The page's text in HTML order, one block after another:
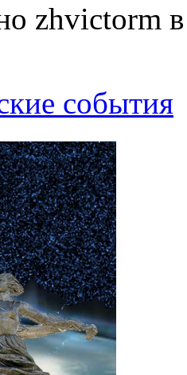
zhvictorm
события